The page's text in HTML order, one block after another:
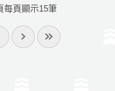
每頁顯示15筆